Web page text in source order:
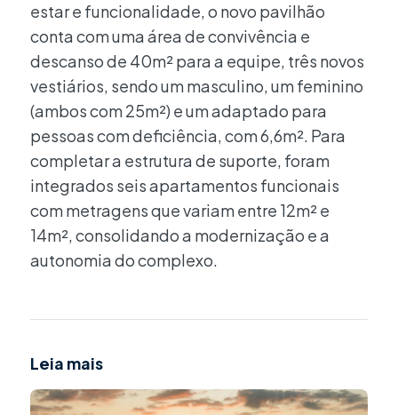
estar e funcionalidade, o novo pavilhão
conta com uma área de convivência e
descanso de 40m² para a equipe, três novos
vestiários, sendo um masculino, um feminino
(ambos com 25m²) e um adaptado para
pessoas com deficiência, com 6,6m². Para
completar a estrutura de suporte, foram
integrados seis apartamentos funcionais
com metragens que variam entre 12m² e
14m², consolidando a modernização e a
autonomia do complexo.
Leia mais